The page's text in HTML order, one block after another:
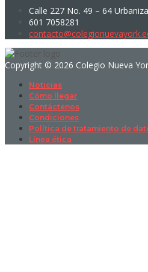
Calle 227 No. 49 – 64
601 7058281
Copyright © 2026 Colegio Nueva
Noticias
Cómo llegar
Contáctenos
Condiciones
Política de tratamiento de
Línea ética